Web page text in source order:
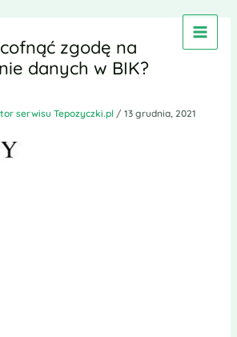
zgodę na
danych w BIK?
serwisu Tepozyczki.pl / 13 grudnia, 2021